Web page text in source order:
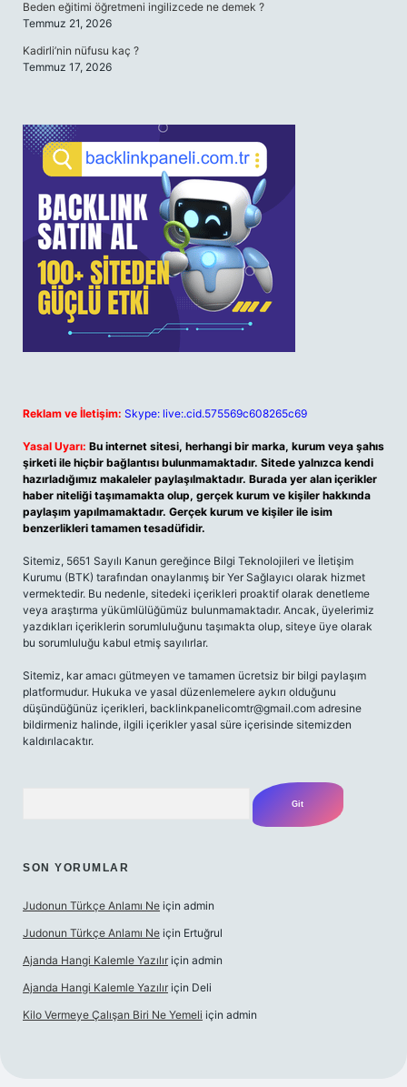
Beden eğitimi öğretmeni ingilizcede ne demek ?
Temmuz 21, 2026
Kadirli’nin nüfusu kaç ?
Temmuz 17, 2026
Reklam ve İletişim: Skype: live:.cid.575569c608265c69
Yasal Uyarı: Bu internet sitesi, herhangi bir marka, kurum veya şahıs
şirketi ile hiçbir bağlantısı bulunmamaktadır. Sitede yalnızca kendi
hazırladığımız makaleler paylaşılmaktadır. Burada yer alan içerikler
haber niteliği taşımamakta olup, gerçek kurum ve kişiler hakkında
paylaşım yapılmamaktadır. Gerçek kurum ve kişiler ile isim
benzerlikleri tamamen tesadüfidir.
Sitemiz, 5651 Sayılı Kanun gereğince Bilgi Teknolojileri ve İletişim
Kurumu (BTK) tarafından onaylanmış bir Yer Sağlayıcı olarak hizmet
vermektedir. Bu nedenle, sitedeki içerikleri proaktif olarak denetleme
veya araştırma yükümlülüğümüz bulunmamaktadır. Ancak, üyelerimiz
yazdıkları içeriklerin sorumluluğunu taşımakta olup, siteye üye olarak
bu sorumluluğu kabul etmiş sayılırlar.
Sitemiz, kar amacı gütmeyen ve tamamen ücretsiz bir bilgi paylaşım
platformudur. Hukuka ve yasal düzenlemelere aykırı olduğunu
düşündüğünüz içerikleri, backlinkpanelicomtr@gmail.com adresine
bildirmeniz halinde, ilgili içerikler yasal süre içerisinde sitemizden
kaldırılacaktır.
SON YORUMLAR
Judonun Türkçe Anlamı Ne için admin
Judonun Türkçe Anlamı Ne için Ertuğrul
Ajanda Hangi Kalemle Yazılır için admin
Ajanda Hangi Kalemle Yazılır için Deli
Kilo Vermeye Çalışan Biri Ne Yemeli için admin